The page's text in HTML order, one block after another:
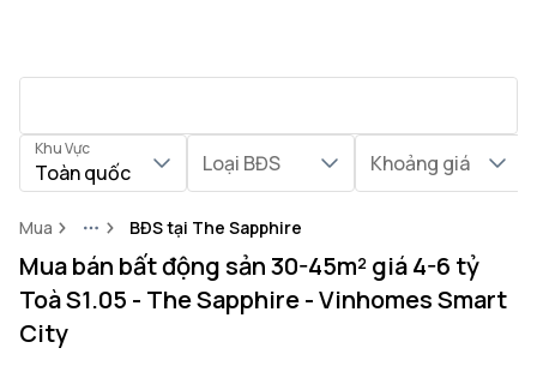
Khu Vực
Toàn quốc Loại BĐS Khoảng giá
Mua MoreBĐS tại The Sapphire
Mua bán bất động sản 30-45m² giá 4-6 tỷ
Toà S1.05 - The Sapphire - Vinhomes Smart
City